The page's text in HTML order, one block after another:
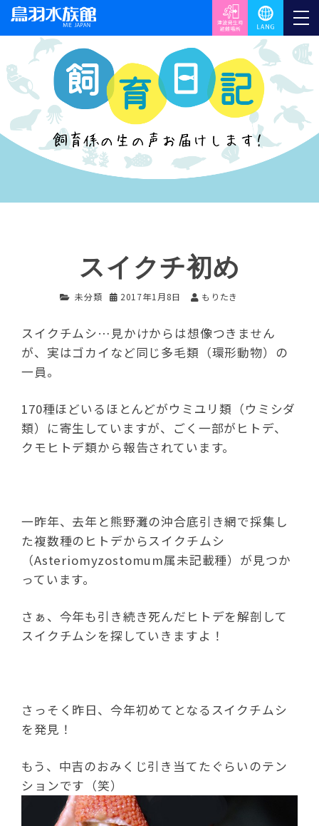
スイクチ初め
未分類 2017年1月8日 もりたき
スイクチムシ…見かけからは想像つきません
が、実はゴカイなど同じ多毛類（環形動物）の
一員。
170種ほどいるほとんどがウミユリ類（ウミシダ
類）に寄生していますが、ごく一部がヒトデ、
クモヒトデ類から報告されています。
一昨年、去年と熊野灘の沖合底引き網で採集し
た複数種のヒトデからスイクチムシ
（Asteriomyzostomum属未記載種）が見つか
っています。
さぁ、今年も引き続き死んだヒトデを解剖して
スイクチムシを探していきますよ！
さっそく昨日、今年初めてとなるスイクチムシ
を発見！
もう、中吉のおみくじ引き当てたぐらいのテン
ションです（笑）